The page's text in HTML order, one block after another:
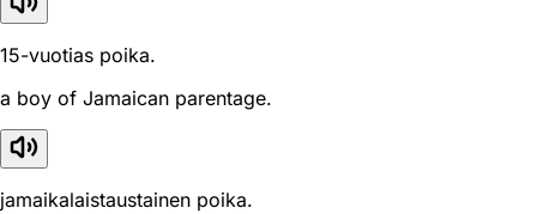
15-vuotias poika.
a boy of Jamaican parentage.
jamaikalaistaustainen poika.